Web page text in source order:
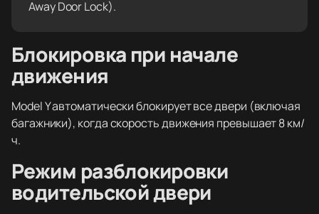
Away Door Lock).
Блокировка при начале
движения
Model Y автоматически блокирует все двери (включая
багажники), когда скорость движения превышает 8 км/
ч.
Режим разблокировки
водительской двери